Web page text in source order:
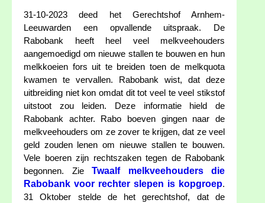
31-10-2023 deed het Gerechtshof Arnhem-
Leeuwarden een opvallende uitspraak. De
Rabobank heeft heel veel melkveehouders
aangemoedigd om nieuwe stallen te bouwen en hun
melkkoeien fors uit te breiden toen de melkquota
kwamen te vervallen. Rabobank wist, dat deze
uitbreiding niet kon omdat dit tot veel te veel stikstof
uitstoot zou leiden. Deze informatie hield de
Rabobank achter. Rabo boeven gingen naar de
melkveehouders om ze zover te krijgen, dat ze veel
geld zouden lenen om nieuwe stallen te bouwen.
Vele boeren zijn rechtszaken tegen de Rabobank
begonnen. Zie Twaalf melkveehouders die
Rabobank voor rechter slepen is kopgroep.
31 Oktober stelde de het gerechtshof, dat de